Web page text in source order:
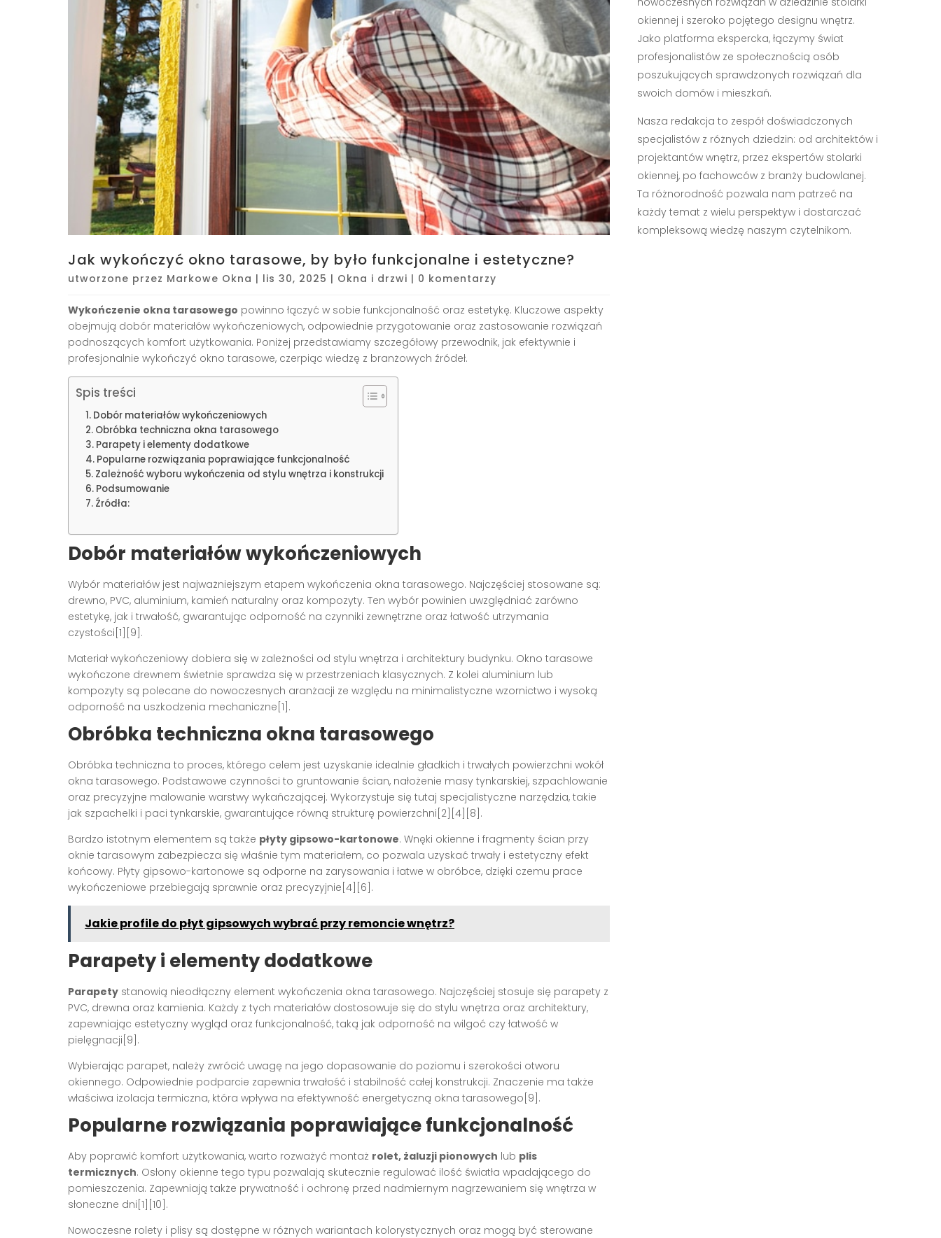
Jak wykończyć okno tarasowe, by było funkcjonalne i estetyczne?
utworzone przez Markowe Okna | lis 30, 2025 | Okna i drzwi | 0 komentarzy
Wykończenie okna tarasowego powinno łączyć w sobie funkcjonalność oraz estetykę. Kluczowe aspekty
obejmują dobór materiałów wykończeniowych, odpowiednie przygotowanie oraz zastosowanie rozwiązań
podnoszących komfort użytkowania. Poniżej przedstawiamy szczegółowy przewodnik, jak efektywnie i
profesjonalnie wykończyć okno tarasowe, czerpiąc wiedzę z branżowych źródeł.
Spis treści
Dobór materiałów wykończeniowych
Obróbka techniczna okna tarasowego
Parapety i elementy dodatkowe
Popularne rozwiązania poprawiające funkcjonalność
Zależność wyboru wykończenia od stylu wnętrza i konstrukcji
Podsumowanie
Źródła:
Dobór materiałów wykończeniowych
Wybór materiałów jest najważniejszym etapem wykończenia okna tarasowego. Najczęściej stosowane są:
drewno, PVC, aluminium, kamień naturalny oraz kompozyty. Ten wybór powinien uwzględniać zarówno
estetykę, jak i trwałość, gwarantując odporność na czynniki zewnętrzne oraz łatwość utrzymania
czystości[1][9].
Materiał wykończeniowy dobiera się w zależności od stylu wnętrza i architektury budynku. Okno tarasowe
wykończone drewnem świetnie sprawdza się w przestrzeniach klasycznych. Z kolei aluminium lub
kompozyty są polecane do nowoczesnych aranżacji ze względu na minimalistyczne wzornictwo i wysoką
odporność na uszkodzenia mechaniczne[1].
Obróbka techniczna okna tarasowego
Obróbka techniczna to proces, którego celem jest uzyskanie idealnie gładkich i trwałych powierzchni wokół
okna tarasowego. Podstawowe czynności to gruntowanie ścian, nałożenie masy tynkarskiej, szpachlowanie
oraz precyzyjne malowanie warstwy wykańczającej. Wykorzystuje się tutaj specjalistyczne narzędzia, takie
jak szpachelki i paci tynkarskie, gwarantujące równą strukturę powierzchni[2][4][8].
Bardzo istotnym elementem są także płyty gipsowo-kartonowe. Wnęki okienne i fragmenty ścian przy
oknie tarasowym zabezpiecza się właśnie tym materiałem, co pozwala uzyskać trwały i estetyczny efekt
końcowy. Płyty gipsowo-kartonowe są odporne na zarysowania i łatwe w obróbce, dzięki czemu prace
wykończeniowe przebiegają sprawnie oraz precyzyjnie[4][6].
Jakie profile do płyt gipsowych wybrać przy remoncie wnętrz?
Parapety i elementy dodatkowe
Parapety stanowią nieodłączny element wykończenia okna tarasowego. Najczęściej stosuje się parapety z
PVC, drewna oraz kamienia. Każdy z tych materiałów dostosowuje się do stylu wnętrza oraz architektury,
zapewniając estetyczny wygląd oraz funkcjonalność, taką jak odporność na wilgoć czy łatwość w
pielęgnacji[9].
Wybierając parapet, należy zwrócić uwagę na jego dopasowanie do poziomu i szerokości otworu
okiennego. Odpowiednie podparcie zapewnia trwałość i stabilność całej konstrukcji. Znaczenie ma także
właściwa izolacja termiczna, która wpływa na efektywność energetyczną okna tarasowego[9].
Popularne rozwiązania poprawiające funkcjonalność
Aby poprawić komfort użytkowania, warto rozważyć montaż rolet, żaluzji pionowych lub plis
termicznych. Osłony okienne tego typu pozwalają skutecznie regulować ilość światła wpadającego do
pomieszczenia. Zapewniają także prywatność i ochronę przed nadmiernym nagrzewaniem się wnętrza w
słoneczne dni[1][10].
Nowoczesne rolety i plisy są dostępne w różnych wariantach kolorystycznych oraz mogą być sterowane
okiennej i szeroko pojętego designu wnętrz.
Jako platforma ekspercka, łączymy świat
profesjonalistów ze społecznością osób
poszukujących sprawdzonych rozwiązań dla
swoich domów i mieszkań.
Nasza redakcja to zespół doświadczonych
specjalistów z różnych dziedzin: od architektów i
projektantów wnętrz, przez ekspertów stolarki
okiennej, po fachowców z branży budowlanej.
Ta różnorodność pozwala nam patrzeć na
każdy temat z wielu perspektyw i dostarczać
kompleksową wiedzę naszym czytelnikom.